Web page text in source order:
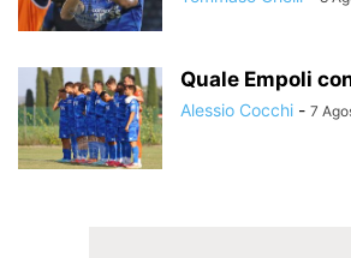
Quale Empoli
Alessio Cocchi - 7